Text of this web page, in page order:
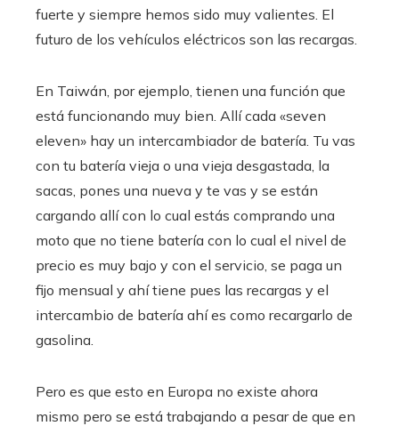
fuerte y siempre hemos sido muy valientes. El
futuro de los vehículos eléctricos son las recargas.
En Taiwán, por ejemplo, tienen una función que
está funcionando muy bien. Allí cada «seven
eleven» hay un intercambiador de batería. Tu vas
con tu batería vieja o una vieja desgastada, la
sacas, pones una nueva y te vas y se están
cargando allí con lo cual estás comprando una
moto que no tiene batería con lo cual el nivel de
precio es muy bajo y con el servicio, se paga un
fijo mensual y ahí tiene pues las recargas y el
intercambio de batería ahí es como recargarlo de
gasolina.
Pero es que esto en Europa no existe ahora
mismo pero se está trabajando a pesar de que en